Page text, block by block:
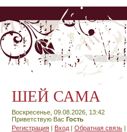
ШЕЙ САМА
Воскресенье, 09.08.2026, 13:42
Приветствую Вас Гость
Регистрация | Вход | Обратная связь |